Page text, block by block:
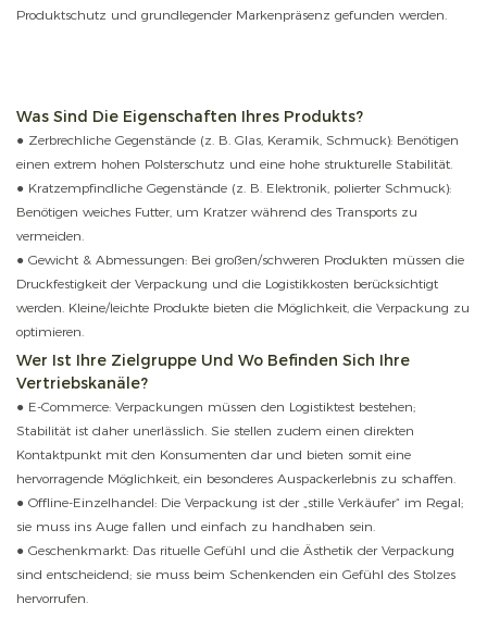
Produktschutz und grundlegender Markenpräsenz gefunden werden.
Was Sind Die Eigenschaften Ihres Produkts?
● Zerbrechliche Gegenstände (z. B. Glas, Keramik, Schmuck): Benötigen
einen extrem hohen Polsterschutz und eine hohe strukturelle Stabilität.
● Kratzempfindliche Gegenstände (z. B. Elektronik, polierter Schmuck):
Benötigen weiches Futter, um Kratzer während des Transports zu
vermeiden.
● Gewicht & Abmessungen: Bei großen/schweren Produkten müssen die
Druckfestigkeit der Verpackung und die Logistikkosten berücksichtigt
werden. Kleine/leichte Produkte bieten die Möglichkeit, die Verpackung zu
optimieren.
Wer Ist Ihre Zielgruppe Und Wo Befinden Sich Ihre
Vertriebskanäle?
● E-Commerce: Verpackungen müssen den Logistiktest bestehen;
Stabilität ist daher unerlässlich. Sie stellen zudem einen direkten
Kontaktpunkt mit den Konsumenten dar und bieten somit eine
hervorragende Möglichkeit, ein besonderes Auspackerlebnis zu schaffen.
● Offline-Einzelhandel: Die Verpackung ist der „stille Verkäufer“ im Regal;
sie muss ins Auge fallen und einfach zu handhaben sein.
● Geschenkmarkt: Das rituelle Gefühl und die Ästhetik der Verpackung
sind entscheidend; sie muss beim Schenkenden ein Gefühl des Stolzes
hervorrufen.